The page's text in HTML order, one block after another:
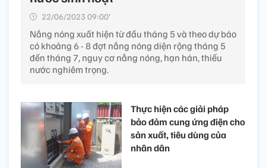
22/06/2023 09:00’
Nắng nóng xuất hiện từ đầu tháng 5 và theo dự báo
có khoảng 6 - 8 đợt nắng nóng diện rộng tháng 5
đến tháng 7, nguy cơ nắng nóng, hạn hán, thiếu
nước nghiêm trọng.
Thực hiện các giải pháp
bảo đảm cung ứng điện cho
sản xuất, tiêu dùng của
nhân dân